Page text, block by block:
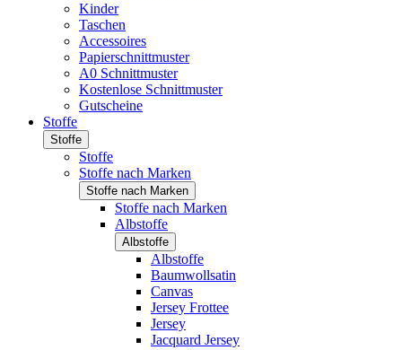
Kinder
Taschen
Accessoires
Papierschnittmuster
A0 Schnittmuster
Kostenlose Schnittmuster
Gutscheine
Stoffe
Stoffe
Stoffe
Stoffe nach Marken
Stoffe nach Marken
Stoffe nach Marken
Albstoffe
Albstoffe
Albstoffe
Baumwollsatin
Canvas
Jersey Frottee
Jersey
Jacquard Jersey